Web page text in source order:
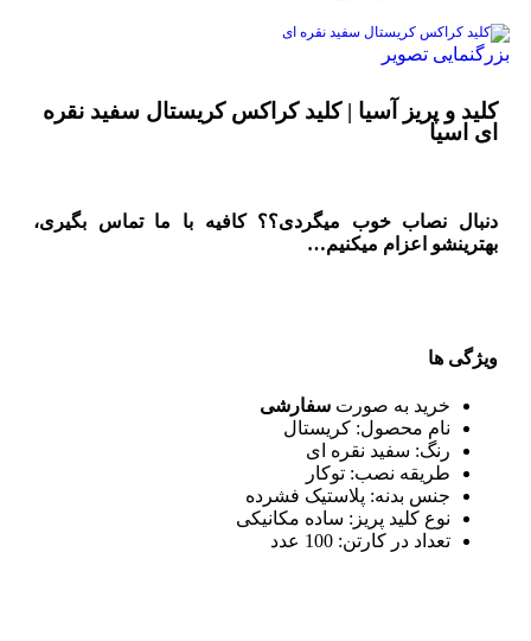
بزرگنمایی تصویر
کلید و پریز آسیا | کلید کراکس کریستال سفید نقره
ای اسیا
دنبال نصاب خوب میگردی؟؟ کافیه با ما تماس بگیری،
بهترینشو اعزام میکنیم…
ویژگی ها
خرید به صورت سفارشی
نام محصول: کریستال
رنگ: سفید نقره ای
طریقه نصب: توکار
جنس بدنه: پلاستیک فشرده
نوع کلید پریز: ساده مکانیکی
تعداد در کارتن: 100 عدد